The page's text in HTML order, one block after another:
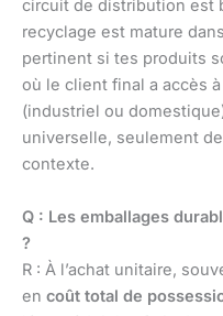
circuit de distribution est
recyclage est mature
pertinent si tes produits
où le client final a accès
(industriel ou
universelle, seulement
contexte.
Q : Les emballages
?
R : À l’achat unitaire,
en coût total de